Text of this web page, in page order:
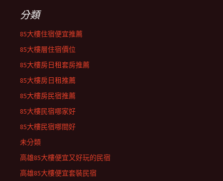
分類
85大樓住宿便宜推薦
85大樓層住宿價位
85大樓房日租套房推薦
85大樓房日租推薦
85大樓房民宿推薦
85大樓民宿哪家好
85大樓民宿哪間好
未分類
高雄85大樓便宜又好玩的民宿
高雄85大樓便宜套裝民宿